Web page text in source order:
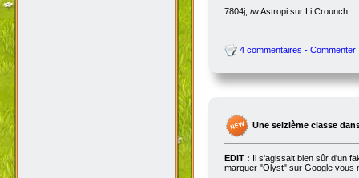
7804j, /w Astropi sur Li Crounch
4 commentaires - Commenter
Une seizième classe
EDIT : Il s'agissait bien sûr d'un
marquer "Olyst" sur Google vous